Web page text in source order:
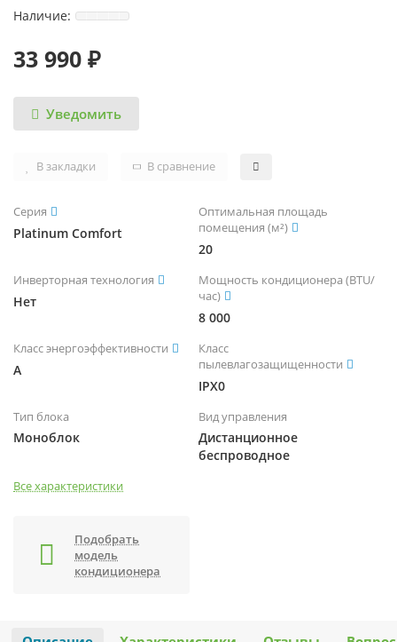
КРЫШНЫЕ КОНДИЦИОНЕРЫ (РУФТОПЫ)
ПРЕЦИЗИОННЫЕ КОНДИЦИОНЕРЫ
ХОЛОДИЛЬНЫЕ МАШИНЫ
ЦЕНТРАЛЬНЫЕ КОНДИЦИОНЕРЫ
ТЕПЛЫЕ ПОЛЫ
ТЕРМОРЕГУЛЯТОРЫ
ЭЛЕКТРОКАМИНЫ
33 990 ₽
Уведомить
В закладки В сравнение
Серия
Platinum Comfort
Оптимальная площадь
помещения (м²)
20
Инверторная технология
Нет
Мощность кондиционера (BTU/
час)
8 000
Класс энергоэффективности
A
Класс
пылевлагозащищенности
IPX0
Тип блока
Моноблок
Вид управления
Дистанционное
беспроводное
Все характеристики
Подобрать
модель
кондиционера